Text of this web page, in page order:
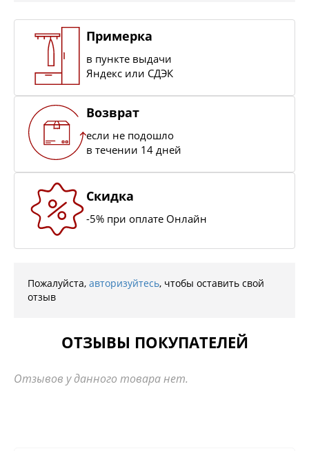
Примерка
в пункте выдачи
Яндекс или СДЭК
Возврат
если не подошло
в течении 14 дней
Скидка
-5% при оплате Онлайн
Пожалуйста, авторизуйтесь, чтобы оставить свой
отзыв
ОТЗЫВЫ ПОКУПАТЕЛЕЙ
Отзывов у данного товара нет.